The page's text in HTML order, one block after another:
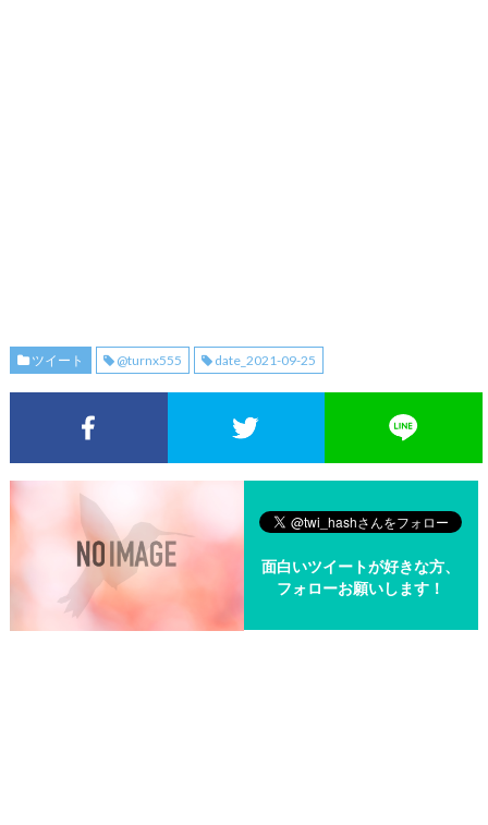
ツイート @turnx555 date_2021-09-25
Facebookでシェア Twitterでシェア
面白いツイートが好きな方、
フォローお願いします！